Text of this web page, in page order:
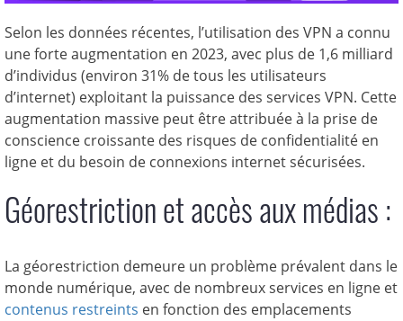
Selon les données récentes, l’utilisation des VPN a connu
une forte augmentation en 2023, avec plus de 1,6 milliard
d’individus (environ 31% de tous les utilisateurs
d’internet) exploitant la puissance des services VPN. Cette
augmentation massive peut être attribuée à la prise de
conscience croissante des risques de confidentialité en
ligne et du besoin de connexions internet sécurisées.
Géorestriction et accès aux médias :
La géorestriction demeure un problème prévalent dans le
monde numérique, avec de nombreux services en ligne et
contenus restreints en fonction des emplacements